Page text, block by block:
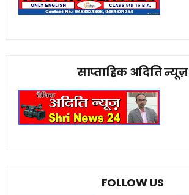
साप्ताहिक अदिति न्यूज़
FOLLOW US